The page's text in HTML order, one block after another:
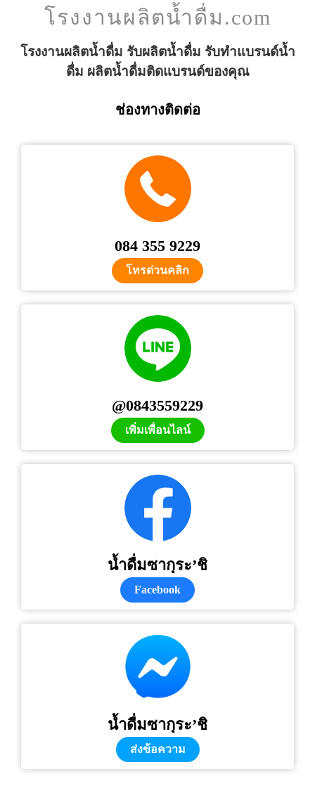
โรงงานผลิตน้ำดื่ม.com
โรงงานผลิตน้ำดื่ม รับผลิตน้ำดื่ม รับทำแบรนด์น้ำ
ดื่ม ผลิตน้ำดื่มติดแบรนด์ของคุณ
ช่องทางติดต่อ
084 355 9229
โทรด่วนคลิก
@0843559229
เพิ่มเพื่อนไลน์
น้ำดื่มซากุระ’ชิ
Facebook
น้ำดื่มซากุระ’ชิ
ส่งข้อความ